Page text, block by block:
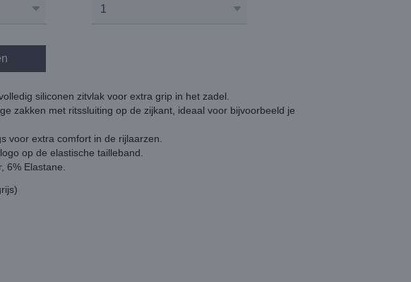
siliconen zitvlak voor extra grip in het zadel.
zakken met ritssluiting op de zijkant, ideaal voor bijvoorbeeld je
voor extra comfort in de rijlaarzen.
op de elastische tailleband.
6% Elastane.